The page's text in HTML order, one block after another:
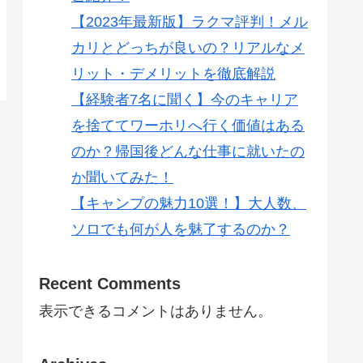
【2023年最新版】ラクマ評判！メル
カリとどっちが良いの？リアルなメ
リット・デメリットを徹底解説
【経験者7名に聞く】今のキャリア
を捨ててワーホリへ行く価値はある
のか？帰国後どんな仕事に就いたの
か聞いてみた！
【キャンプの魅力10選！】大人数、
ソロでも何が人を魅了するのか？
Recent Comments
表示できるコメントはありません。